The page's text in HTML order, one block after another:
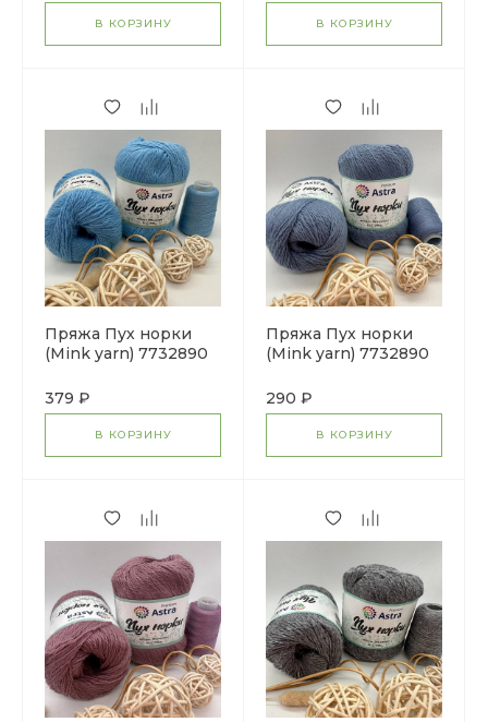
В КОРЗИНУ В КОРЗИНУ
Пряжа Пух норки
(Mink yarn) 7732890
379 ₽
В КОРЗИНУ
Пряжа Пух норки
(Mink yarn) 7732890
290 ₽
В КОРЗИНУ